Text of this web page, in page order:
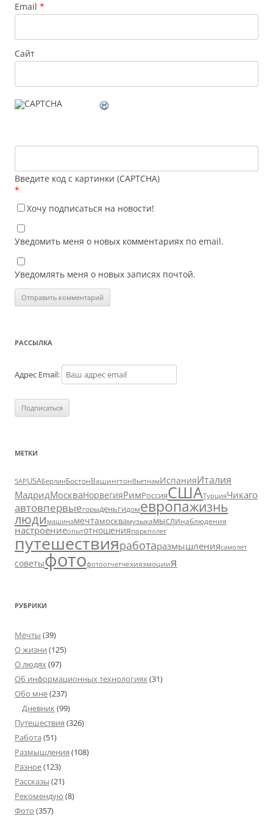
Email *
Сайт
Введите код с картинки (CAPTCHA)
*
Хочу подписаться на новости!
Уведомить меня о новых комментариях по email.
Уведомлять меня о новых записях почтой.
РАССЫЛКА
Адрес Email:
МЕТКИ
SAPUSAБерлинБостонВашингтонВьетнамИспанияИталия
МадридМоскваНорвегияРимРоссияСШАТурцияЧикаго
автовпервыегорыденьгидомевропажизнь
люди машинамечтамосквамузыкамыслинаблюдения
настроениеопытотношенияпаркполет
путешествияработаразмышлениясамолет
советыфотофотоотчетчехияэмоциия
РУБРИКИ
Мечты (39)
О жизни (125)
О людях(97)
Об информационных технологиях(31)
Обо мне(237)
Дневник(99)
Путешествия (326)
Работа (51)
Размышления (108)
Разное(123)
Рассказы (21)
Рекомендую (8)
Фото (357)